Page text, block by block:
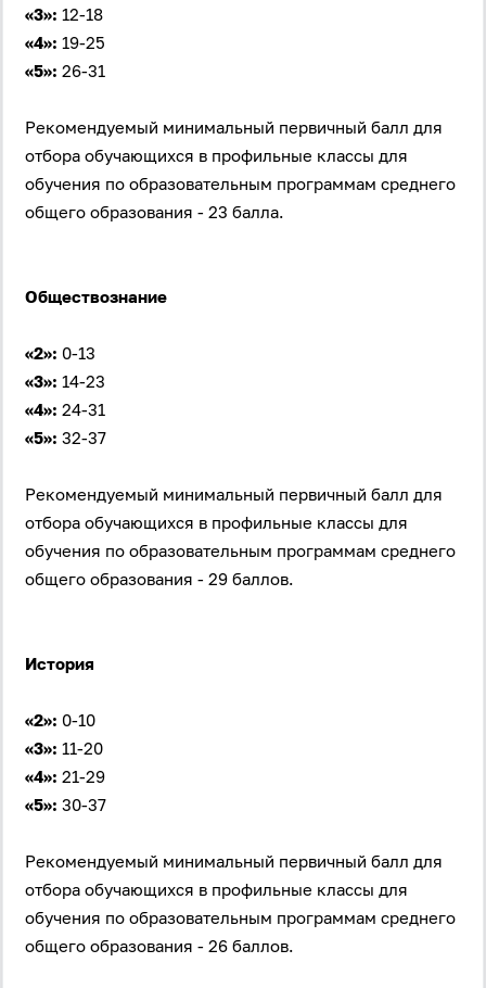
определённых в
персональных данных
Пользовательское соглашение
«3»: 12-18
«4»: 19-25
«5»: 26-31
Рекомендуемый минимальный первичный балл для
отбора обучающихся в профильные классы для
обучения по образовательным программам среднего
общего образования - 23 балла.
Обществознание
«2»: 0-13
«3»: 14-23
«4»: 24-31
«5»: 32-37
Рекомендуемый минимальный первичный балл для
отбора обучающихся в профильные классы для
обучения по образовательным программам среднего
общего образования - 29 баллов.
История
«2»: 0-10
«3»: 11-20
«4»: 21-29
«5»: 30-37
Рекомендуемый минимальный первичный балл для
отбора обучающихся в профильные классы для
обучения по образовательным программам среднего
общего образования - 26 баллов.